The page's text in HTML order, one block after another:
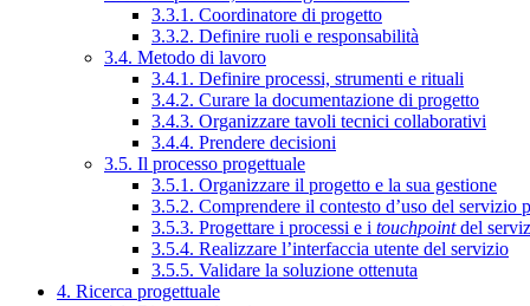
3.3.1. Coordinatore di progetto
3.3.2. Definire ruoli e responsabilità
3.4. Metodo di lavoro
3.4.1. Definire processi, strumenti e rituali
3.4.2. Curare la documentazione di progetto
3.4.3. Organizzare tavoli tecnici collaborativi
3.4.4. Prendere decisioni
3.5. Il processo progettuale
3.5.1. Organizzare il progetto e la sua gestione
3.5.2. Comprendere il contesto d’uso del servizio
3.5.3. Progettare i processi e i touchpointdel
3.5.4. Realizzare l’interfaccia utente del servizio
3.5.5. Validare la soluzione ottenuta
4. Ricerca progettuale